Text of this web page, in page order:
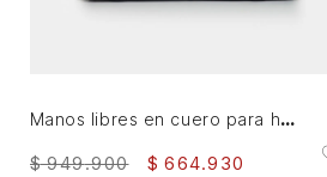
Manos libres en cuero para hombre
$ 949.900 $ 664.930